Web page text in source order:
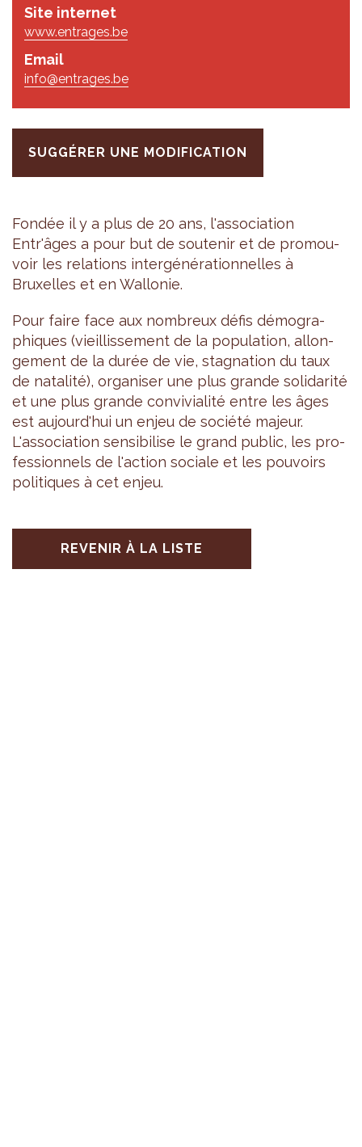
Site internet
www.entrages.be
Email
info@entrages.be
SUGGÉRER UNE MODIFICATION
Fon­dée il y a plus de 20 ans, l'as­so­cia­tion
Entr'âges a pour but de sou­te­nir et de pro­mou­
voir les rela­tions inter­gé­né­ra­tion­nelles à
Bruxelles et en Wal­lo­nie.
Pour faire face aux nom­breux défis démo­gra­
phiques (vieillis­se­ment de la popu­la­tion, allon­
ge­ment de la durée de vie, stag­na­tion du taux
de nata­lité), orga­ni­ser une plus grande soli­da­rité
et une plus grande convi­via­lité entre les âges
est aujour­d'hui un enjeu de société majeur.
L'as­so­cia­tion sen­si­bi­lise le grand public, les pro­
fes­sion­nels de l'ac­tion sociale et les pou­voirs
poli­tiques à cet enjeu.
REVENIR À LA LISTE